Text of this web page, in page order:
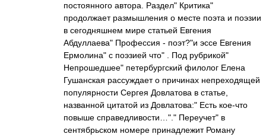
постоянного автора. Раздел" Критика"
продолжает размышления о месте поэта и поэзии
в сегодняшнем мире статьей Евгения
Абдуллаева" Профессия - поэт?"и эссе Евгения
Ермолина" с поэзией что" . Под рубрикой"
Непрошедшее" петербургский филолог Елена
Гушанская рассуждает о причинах непреходящей
популярности Сергея Довлатова в статье,
названной цитатой из Довлатова:" Есть кое-что
повыше справедливости…"." Переучет" в
сентябрьском номере принадлежит Роману